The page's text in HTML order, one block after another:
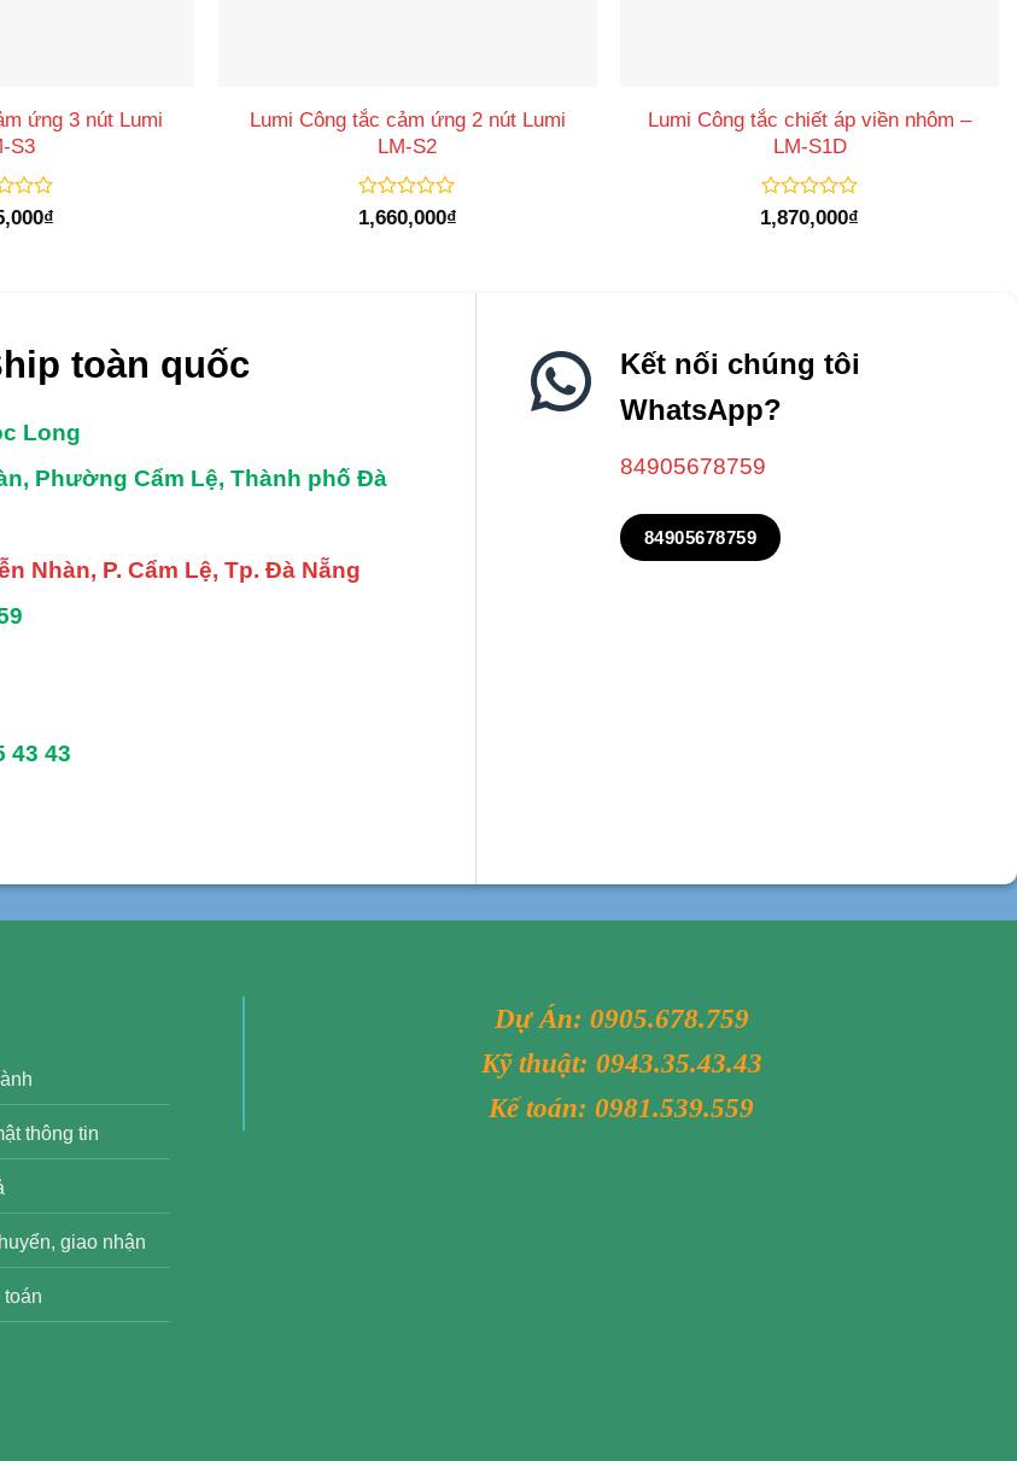
ứng 3 nút Lumi
S3
₫
Lumi Công tắc cảm ứng 2 nút Lumi
LM-S2
Được
xếp
1,660,000₫
Lumi Công tắc chiết áp viền nhôm –
LM-S1D
Được
xếp
1,870,000₫
toàn quốc
Long
Phường Cẩm Lệ, Thành phố Đà
Nhàn, P. Cẩm Lệ, Tp. Đà Nẵng
43 43
Kết nối chúng tôi
WhatsApp?
84905678759
84905678759
thông tin
giao nhận
Dự Án: 0905.678.759
Kỹ thuật: 0943.35.43.43
Kế toán:0981.539.559